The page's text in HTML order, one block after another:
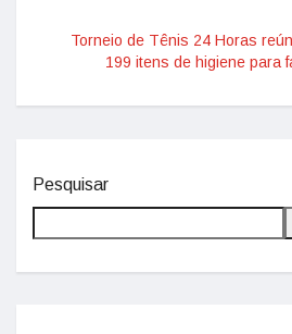
Torneio de Tênis 24 Horas
199 itens de higiene para
Pesquisar